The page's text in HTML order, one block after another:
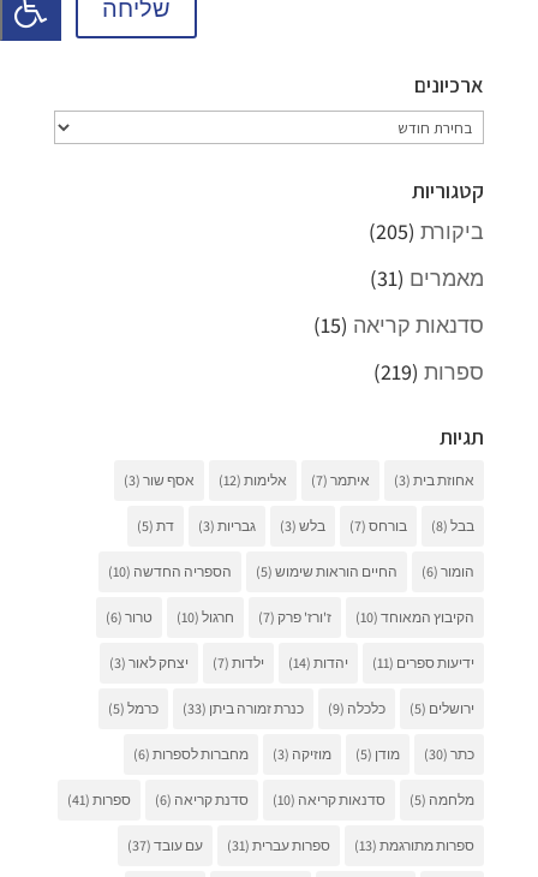
שליחה
ארכיונים
ארכיונים
קטגוריות
ביקורת(205)
מאמרים (31)
סדנאות קריאה (15)
ספרות(219)
תגיות
אחוזת בית(3) איתמר(7) אלימות(12) אסף שור(3)
בבל(8) בורחס(7) בלש(3) גבריות(3) דת(5)
הומור(6) החיים הוראות שימוש(5) הספריה החדשה (10)
הקיבוץ המאוחד(10) ז'ורז' פרק(7) חרגול(10) טרור(6)
ידיעות ספרים (11) יהדות(14) ילדות(7) יצחק לאור(3)
ירושלים (5) כלכלה (9) כנרת זמורה ביתן (33) כרמל(5)
כתר(30) מודן (5) מוזיקה (3) מחברות לספרות(6)
מלחמה (5) סדנאות קריאה (10) סדנת קריאה (6) ספרות(41)
ספרות מתורגמת(13) ספרות עברית(31) עם עובד(37)